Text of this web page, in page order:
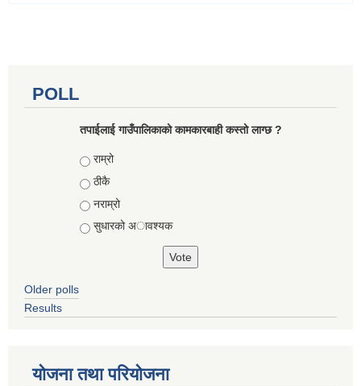
POLL
तपाईलाई गाउँपालिकाको कामकारबाही कस्तो लाग्छ ?
Choices
राम्रो
ठीकै
नराम्रो
सुधारको अावश्यक
Older polls
Results
योजना तथा परियोजना